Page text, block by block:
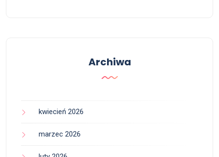
Archiwa
kwiecień 2026
marzec 2026